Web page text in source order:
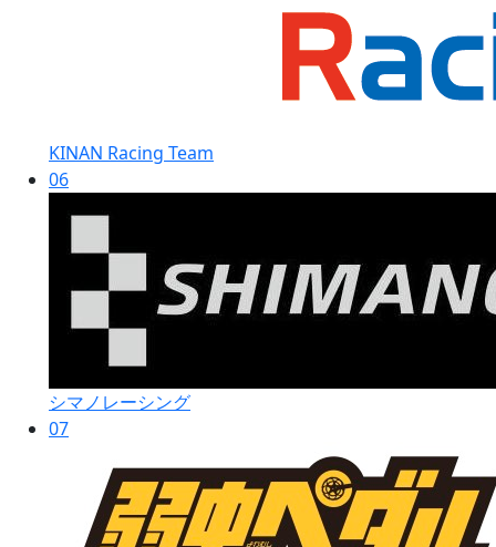
KINAN Racing Team
06
シマノレーシング
07